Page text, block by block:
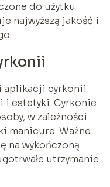
do użytku
najwyższą jakość i
cyrkonii
i estetyki. Cyrkonie
w zależności
manicure. Ważne
na wykończoną
utrzymanie